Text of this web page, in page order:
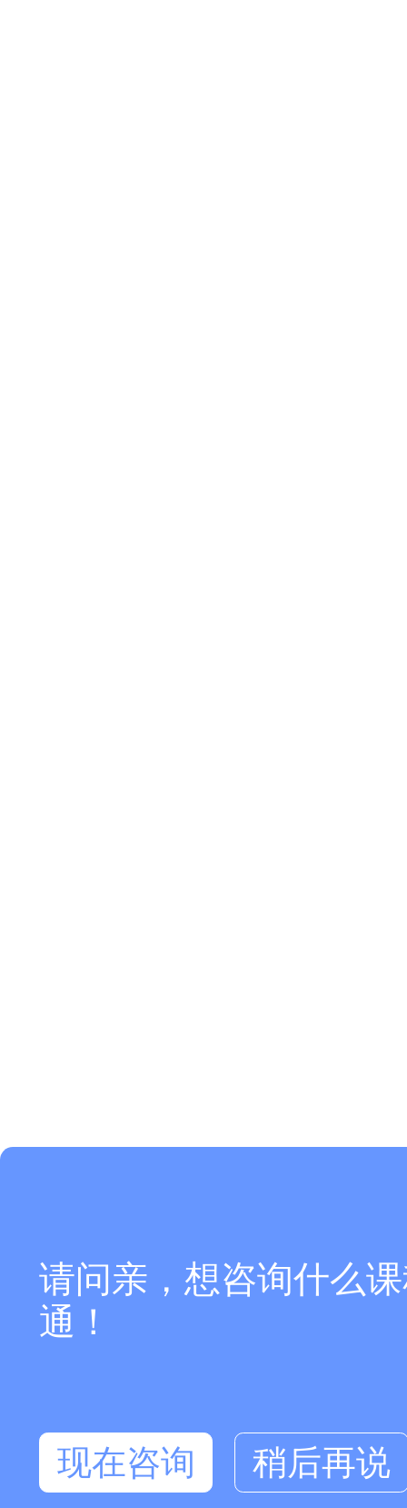
请问亲，想咨询什么
通！
现在咨询 稍后再说